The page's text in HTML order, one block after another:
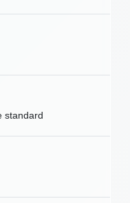
standard